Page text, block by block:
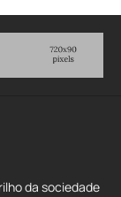
da sociedade